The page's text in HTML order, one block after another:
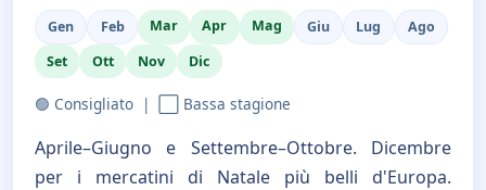
Gen Feb Mar Apr Mag Giu Lug
Ago
Set
Ott Nov Dic
🟢 Consigliato | ⬜ Bassa stagione
Aprile–Giugno e Settembre–Ottobre. Dicembre
per i mercatini di Natale più belli d'Europa.